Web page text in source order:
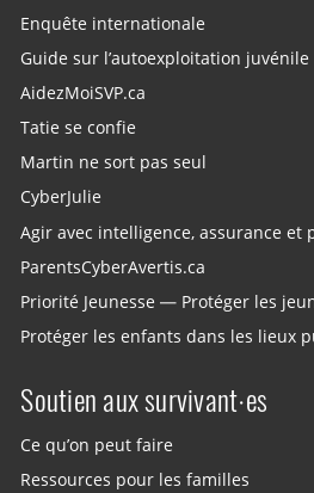
Enquête internationale
Guide sur l’autoexploitation juvénile
AidezMoiSVP.ca
Tatie se confie
Martin ne sort pas seul
CyberJulie
Agir avec intelligence, assurance et
ParentsCyberAvertis.ca
Priorité Jeunesse — Protéger les
Protéger les enfants dans les lieux
Soutien aux survivant·es
Ce qu’on peut faire
Ressources pour les familles